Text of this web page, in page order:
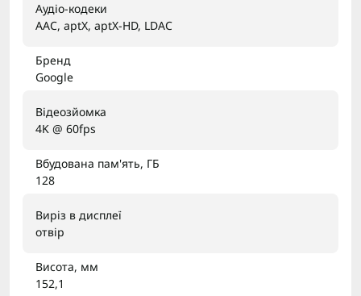
Аудіо-кодеки
AAC, aptX, aptX-HD, LDAC
Бренд
Google
Відеозйомка
4K @ 60fps
Вбудована пам'ять, ГБ
128
Виріз в дисплеї
отвір
Висота, мм
152,1